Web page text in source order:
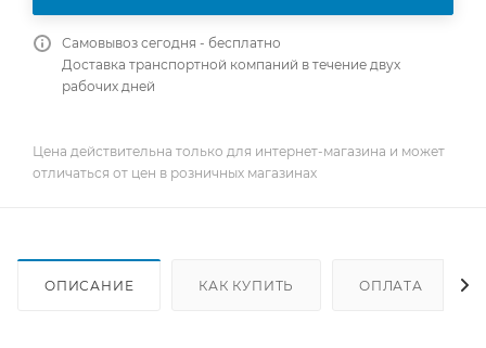
Самовывоз сегодня - бесплатно
Доставка транспортной компаний в течение двух
рабочих дней
Цена действительна только для интернет-магазина и может
отличаться от цен в розничных магазинах
ОПИСАНИЕ КАК КУПИТЬ ОПЛАТА